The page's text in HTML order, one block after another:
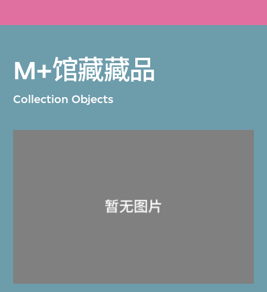
M+馆藏藏品
Collection Objects